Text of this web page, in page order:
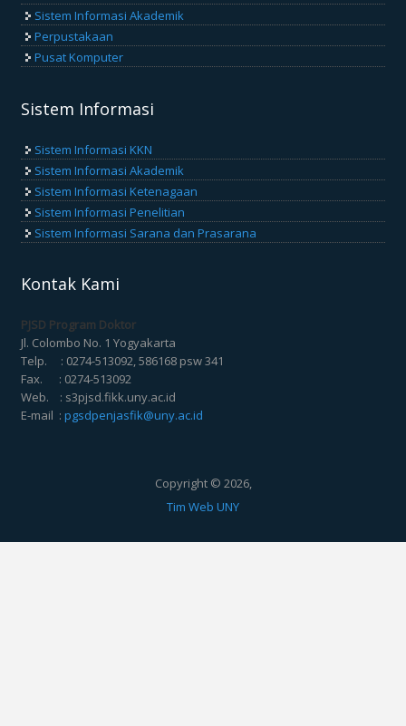
Sistem Informasi Akademik
Perpustakaan
Pusat Komputer
Sistem Informasi
Sistem Informasi KKN
Sistem Informasi Akademik
Sistem Informasi Ketenagaan
Sistem Informasi Penelitian
Sistem Informasi Sarana dan Prasarana
Kontak Kami
PJSD Program Doktor
Jl. Colombo No. 1 Yogyakarta
Telp. : 0274-513092, 586168 psw 341
Fax. : 0274-513092
Web. : s3pjsd.fikk.uny.ac.id
E-mail :pgsdpenjasfik@uny.ac.id
Copyright © 2026,
Tim Web UNY